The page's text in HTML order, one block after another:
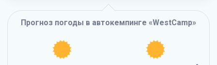
Прогноз погоды в автокемпинге «WestCamp»